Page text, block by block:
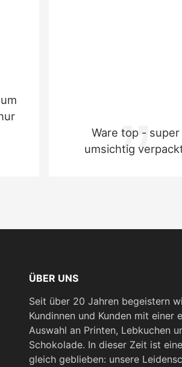
Ware top - super
umsichtig
ÜBER UNS
Seit über 20 Jahren begeistern
Kundinnen und Kunden mit einer
Auswahl an Printen, Lebkuchen
Schokolade. In dieser Zeit ist
gleich geblieben: unsere